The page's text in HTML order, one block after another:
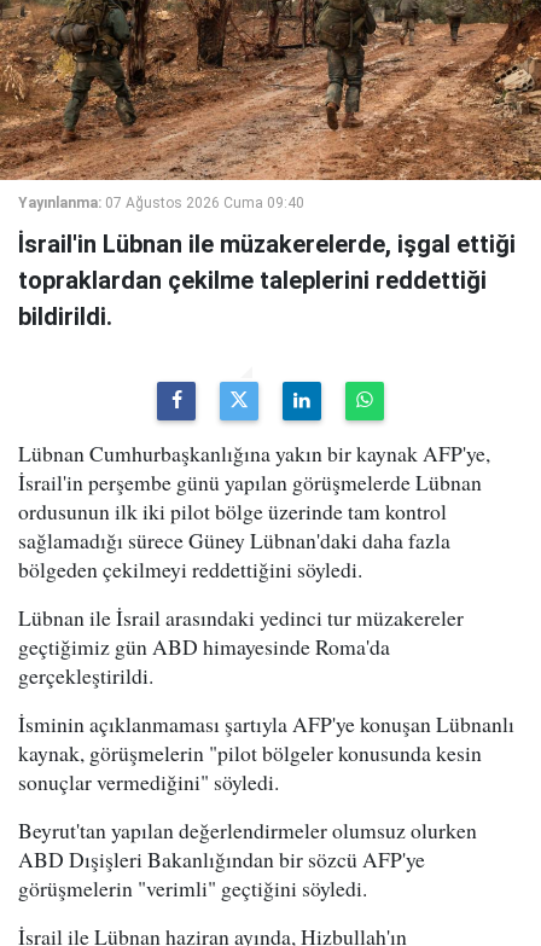
Yayınlanma: 07 Ağustos 2026 Cuma 09:40
İsrail'in Lübnan ile müzakerelerde, işgal ettiği
topraklardan çekilme taleplerini reddettiği
bildirildi.
Lübnan Cumhurbaşkanlığına yakın bir kaynak AFP'ye,
İsrail'in perşembe günü yapılan görüşmelerde Lübnan
ordusunun ilk iki pilot bölge üzerinde tam kontrol
sağlamadığı sürece Güney Lübnan'daki daha fazla
bölgeden çekilmeyi reddettiğini söyledi.
Lübnan ile İsrail arasındaki yedinci tur müzakereler
geçtiğimiz gün ABD himayesinde Roma'da
gerçekleştirildi.
İsminin açıklanmaması şartıyla AFP'ye konuşan Lübnanlı
kaynak, görüşmelerin "pilot bölgeler konusunda kesin
sonuçlar vermediğini" söyledi.
Beyrut'tan yapılan değerlendirmeler olumsuz olurken
ABD Dışişleri Bakanlığından bir sözcü AFP'ye
görüşmelerin "verimli" geçtiğini söyledi.
İsrail ile Lübnan haziran ayında, Hizbullah'ın